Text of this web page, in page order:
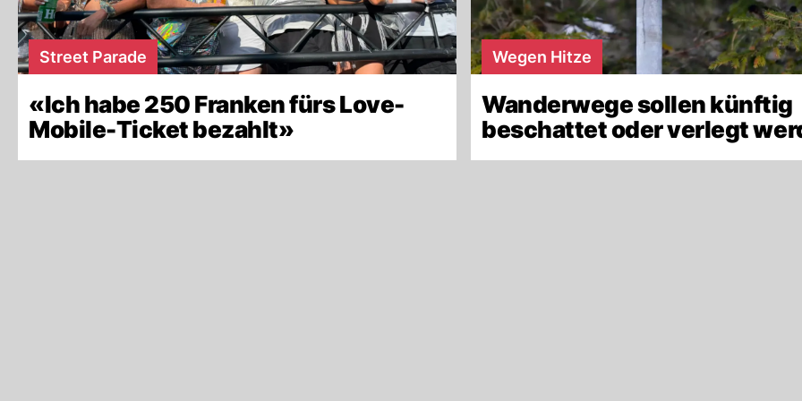
Street Parade
«Ich habe 250 Franken fürs Love-
Mobile-Ticket bezahlt»
Wegen Hitze
Wanderwege sollen künftig
beschattet oder verlegt